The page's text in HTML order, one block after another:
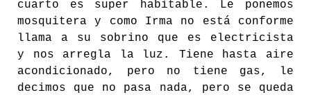
cuarto es super habitable. Le ponemos
mosquitera y como Irma no está conforme
llama a su sobrino que es electricista
y nos arregla la luz. Tiene hasta aire
acondicionado, pero no tiene gas, le
decimos que no pasa nada, pero se queda